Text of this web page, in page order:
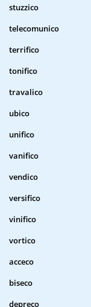
stuzzico
telecomunico
terrifico
tonifico
travalico
ubico
unifico
vanifico
vendico
versifico
vinifico
vortico
acceco
biseco
depreco